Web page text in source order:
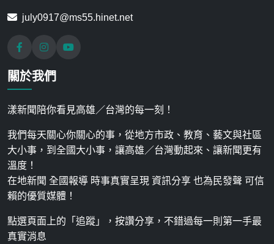
july0917@ms55.hinet.net
關於我們
漾新聞陪你看見高雄／台灣的每一刻！
我們每天關心你關心的事，從地方市政、教育、藝文與社區
大小事，到全國大小事，讓高雄／台灣動起來、讓新聞更有
溫度！
在地新聞 全國報導 時事真實呈現 資訊分享 也為民發聲 可信
賴的優質媒體！
點選頁面上的「追蹤」，按讚分享，不錯過每一則第一手最
真實消息